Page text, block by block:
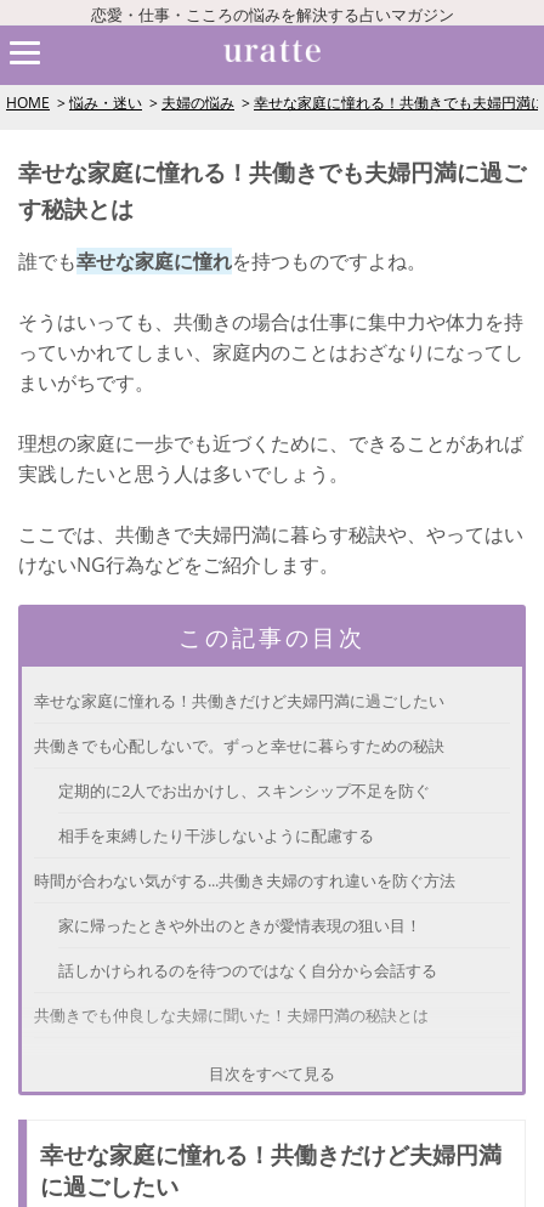
恋愛・仕事・こころの悩みを解決する占いマガジン
HOME 悩み・迷い 夫婦の悩み 幸せな家庭に憧れる！共働きでも夫婦円満
幸せな家庭に憧れる！共働きでも夫婦円満に過ご
す秘訣とは
誰でも幸せな家庭に憧れを持つものですよね。
そうはいっても、共働きの場合は仕事に集中力や体力を持
っていかれてしまい、家庭内のことはおざなりになってし
まいがちです。
理想の家庭に一歩でも近づくために、できることがあれば
実践したいと思う人は多いでしょう。
ここでは、共働きで夫婦円満に暮らす秘訣や、やってはい
けないNG行為などをご紹介します。
この記事の目次
幸せな家庭に憧れる！共働きだけど夫婦円満に過ごしたい
共働きでも心配しないで。ずっと幸せに暮らすための秘訣
定期的に2人でお出かけし、スキンシップ不足を防ぐ
相手を束縛したり干渉しないように配慮する
時間が合わない気がする...共働き夫婦のすれ違いを防ぐ方法
家に帰ったときや外出のときが愛情表現の狙い目！
話しかけられるのを待つのではなく自分から会話する
共働きでも仲良しな夫婦に聞いた！夫婦円満の秘訣とは
共働きでも夫婦円満に過ごしたいならこれはNG！注意点
夫婦間での隠し事はNG
目次をすべて見る
幸せな家庭に憧れる！共働きだけど夫婦円満
に過ごしたい